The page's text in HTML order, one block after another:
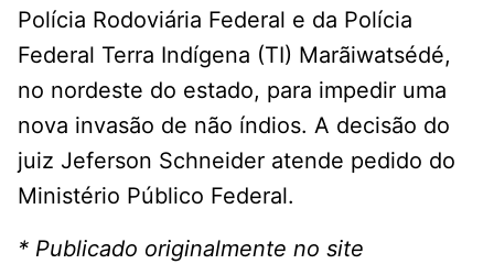
Polícia Rodoviária Federal e da Polícia
Federal Terra Indígena (TI) Marãiwatsédé,
no nordeste do estado, para impedir uma
nova invasão de não índios. A decisão do
juiz Jeferson Schneider atende pedido do
Ministério Público Federal.
* Publicado originalmente no site